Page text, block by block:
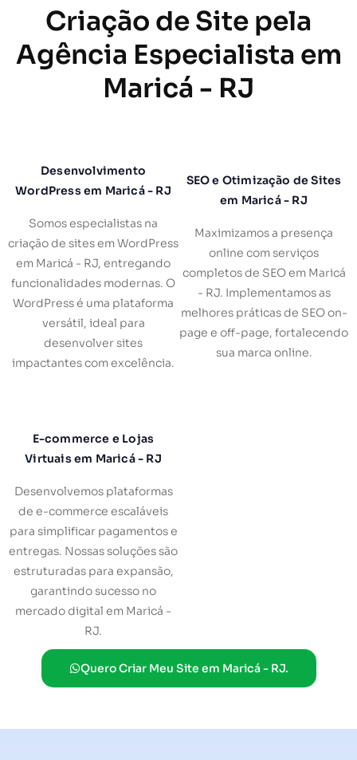
Criação de Site pela
Agência Especialista em
Maricá - RJ
Desenvolvimento
WordPress em Maricá - RJ
Somos especialistas na
criação de sites em WordPress
em Maricá - RJ, entregando
funcionalidades modernas. O
WordPress é uma plataforma
versátil, ideal para
desenvolver sites
impactantes com excelência.
SEO e Otimização de Sites
em Maricá - RJ
Maximizamos a presença
online com serviços
completos de SEO em Maricá
- RJ. Implementamos as
melhores práticas de SEO on-
page e off-page, fortalecendo
sua marca online.
E-commerce e Lojas
Virtuais em Maricá - RJ
Desenvolvemos plataformas
de e-commerce escaláveis
para simplificar pagamentos e
entregas. Nossas soluções são
estruturadas para expansão,
garantindo sucesso no
mercado digital em Maricá -
RJ.
Quero Criar Meu Site em Maricá - RJ.